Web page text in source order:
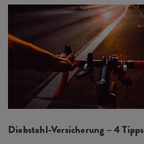
Diebstahl-Versicherung – 4 Tipps